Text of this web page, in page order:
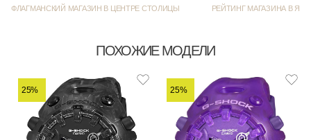
ФЛАГМАНСКИЙ МАГАЗИН В ЦЕНТРЕ СТОЛИЦЫ РЕЙТИНГ МАГАЗИНА В
ПОХОЖИЕ МОДЕЛИ
25% 25%